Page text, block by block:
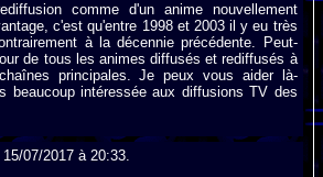
comme d'un anime nouvellement
c'est qu'entre 1998 et 2003 il y eu très
à la décennie précédente. Peut-
de tous les animes diffusés et rediffusés à
principales. Je peux vous aider là-
beaucoup intéressée aux diffusions TV des
07/2017 à 20:33.